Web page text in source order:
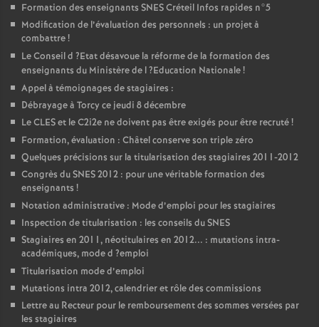
Formation des enseignants SNESCréteil Infos rapides n°5
Modification de l’évaluation des personnels : un projet à
combattre!
Le Conseil d ?Etat désavoue la réforme de la formation des
enseignants du Ministère de l?Education Nationale!
Appel à témoignages de stagiaires :
Débrayage à Torcy ce jeudi 8 décembre
LeCLESet le C2i2e ne doivent pas être exigés pour être recruté!
Formation, évaluation : Châtel conserve son triple zéro
Quelques précisions sur la titularisation des stagiaires 2011-2012
Congrès duSNES2012 : pour une véritable formation des
enseignants !
Notation administrative : Mode d’emploi pour les stagiaires
Inspection de titularisation : les conseils duSNES
Stagiaires en 2011, néotitulaires en 2012... : mutations intra-
académiques, mode d ?emploi
Titularisation mode d’emploi
Mutations intra 2012, calendrier et rôle des commissions
Lettre au Recteur pour le remboursement des sommes versées par
les stagiaires